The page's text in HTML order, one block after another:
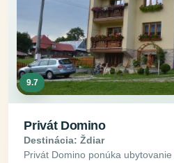
9.7
Privát Domino
Destinácia: Ždiar
Privát Domino ponúka